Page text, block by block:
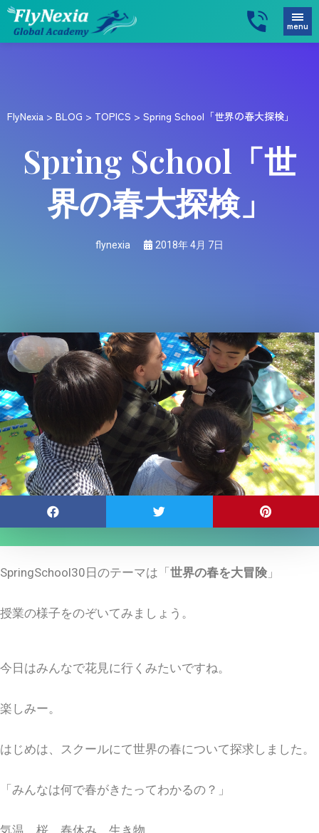
menu
FlyNexia > BLOG > TOPICS > Spring School「世界の春大探検」
Spring School「世
界の春大探検」
flynexia 2018年 4月 7日
SpringSchool30 日のテーマは「 世界の春を大冒険 」
授業の様子をのぞいてみましょう。
今日はみんなで花見に行くみたいですね。
楽しみー。
はじめは、スクールにて世界の春について探求しました。
「みんなは何で春がきたってわかるの？」